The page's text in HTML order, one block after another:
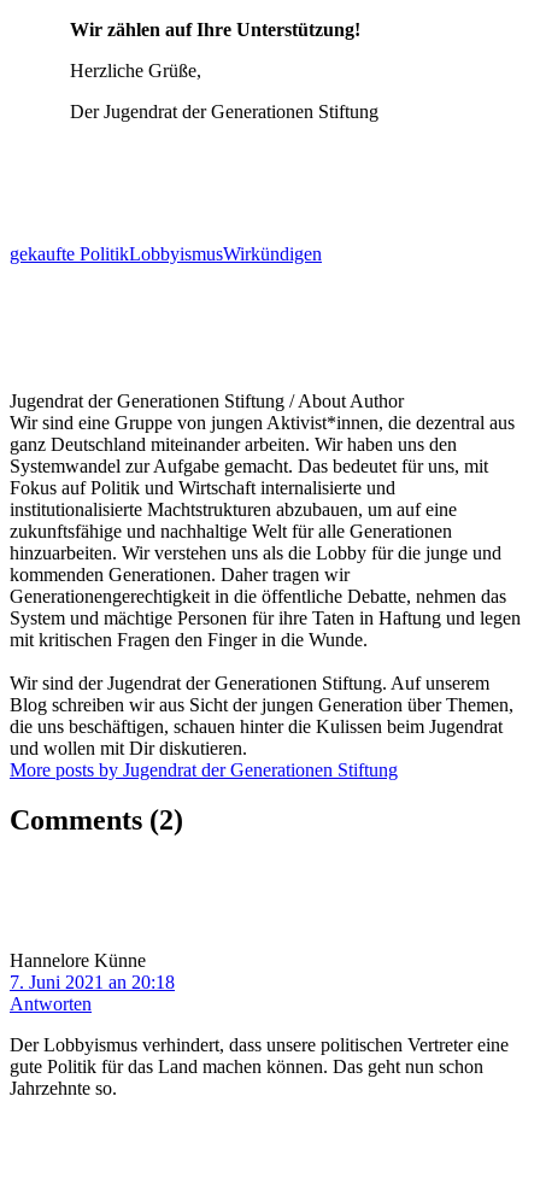
Wir zählen auf Ihre Unterstützung!
Herzliche Grüße,
Der Jugendrat der Generationen Stiftung
gekaufte PolitikLobbyismusWirkündigen
Jugendrat der Generationen Stiftung / About Author
Wir sind eine Gruppe von jungen Aktivist*innen, die dezentral aus
ganz Deutschland miteinander arbeiten. Wir haben uns den
Systemwandel zur Aufgabe gemacht. Das bedeutet für uns, mit
Fokus auf Politik und Wirtschaft internalisierte und
institutionalisierte Machtstrukturen abzubauen, um auf eine
zukunftsfähige und nachhaltige Welt für alle Generationen
hinzuarbeiten. Wir verstehen uns als die Lobby für die junge und
kommenden Generationen. Daher tragen wir
Generationengerechtigkeit in die öffentliche Debatte, nehmen das
System und mächtige Personen für ihre Taten in Haftung und legen
mit kritischen Fragen den Finger in die Wunde.
Wir sind der Jugendrat der Generationen Stiftung. Auf unserem
Blog schreiben wir aus Sicht der jungen Generation über Themen,
die uns beschäftigen, schauen hinter die Kulissen beim Jugendrat
und wollen mit Dir diskutieren.
More posts by Jugendrat der Generationen Stiftung
Comments (2)
Hannelore Künne
7. Juni 2021 an 20:18
Antworten
Der Lobbyismus verhindert, dass unsere politischen Vertreter eine
gute Politik für das Land machen können. Das geht nun schon
Jahrzehnte so.